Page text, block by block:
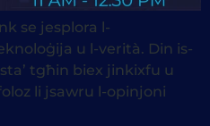
se jesplora l-
u l-verità. Din is-
tgħin biex jinkixfu u
li jsawru l-opinjoni